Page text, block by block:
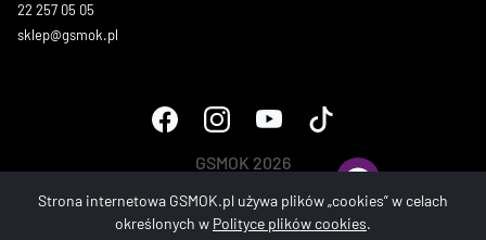
22 257 05 05
sklep@gsmok.pl
GSMOK 2026
Strona internetowa GSMOK.pl używa plików „cookies” w celach
określonych w Polityce plików cookies.